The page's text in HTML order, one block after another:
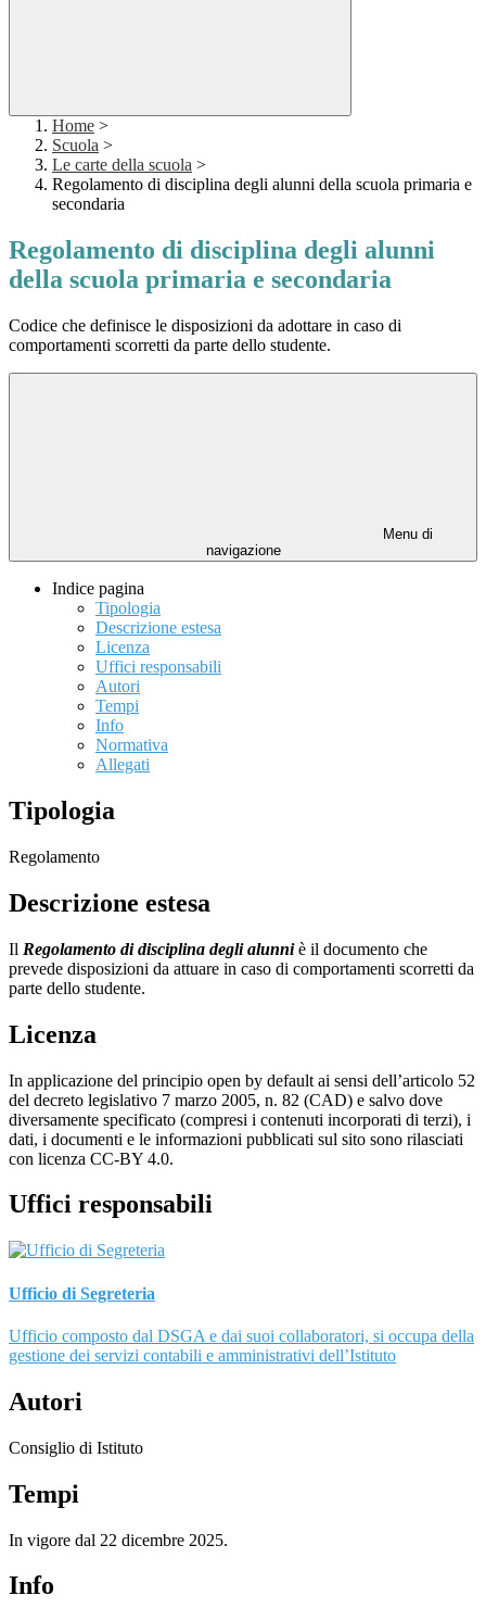
Home >
Scuola >
Le carte della scuola >
Regolamento di disciplina degli alunni della scuola primaria e
secondaria
Regolamento di disciplina degli alunni
della scuola primaria e secondaria
Codice che definisce le disposizioni da adottare in caso di
comportamenti scorretti da parte dello studente.
Menu di
navigazione
Indice pagina
Tipologia
Descrizione estesa
Licenza
Uffici responsabili
Autori
Tempi
Info
Normativa
Allegati
Tipologia
Regolamento
Descrizione estesa
Il Regolamento di disciplina degli alunniè il documento che
prevede disposizioni da attuare in caso di comportamenti scorretti da
parte dello studente.
Licenza
In applicazione del principio open by default ai sensi dell’articolo 52
del decreto legislativo 7 marzo 2005, n. 82 (CAD) e salvo dove
diversamente specificato (compresi i contenuti incorporati di terzi), i
dati, i documenti e le informazioni pubblicati sul sito sono rilasciati
con licenza CC-BY 4.0.
Uffici responsabili
Ufficio di Segreteria
Ufficio composto dal DSGA e dai suoi collaboratori, si occupa della
gestione dei servizi contabili e amministrativi dell’Istituto
Autori
Consiglio di Istituto
Tempi
In vigore dal 22 dicembre 2025.
Info